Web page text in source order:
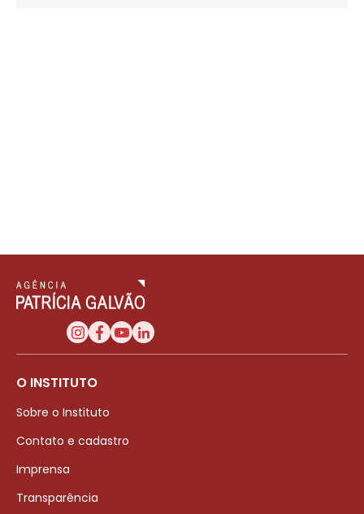
O INSTITUTO
Sobre o Instituto
Contato e cadastro
Imprensa
Transparência